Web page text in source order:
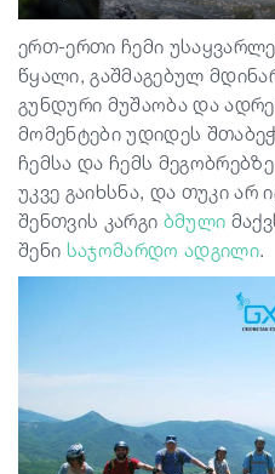
ერთ-ერთი ჩემი
წყალი, გაშმაგებულ
გუნდური მუშაობა და
მომენტები უდიდეს
ჩემსა და ჩემს
უკვე გაიხსნა, და თუკი
შენთვის კარგი ბმული
შენი საჯომარდო ადგილი.